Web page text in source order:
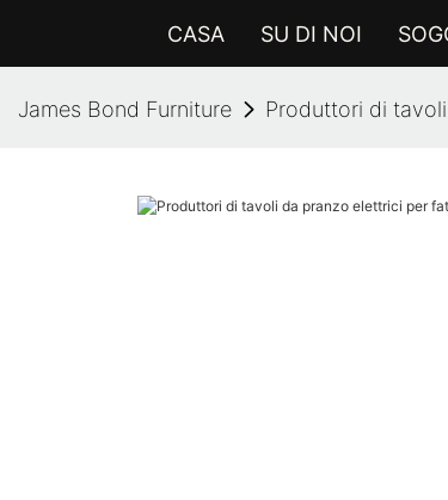
CASA SU DI NOI
James Bond Furniture Produttori di